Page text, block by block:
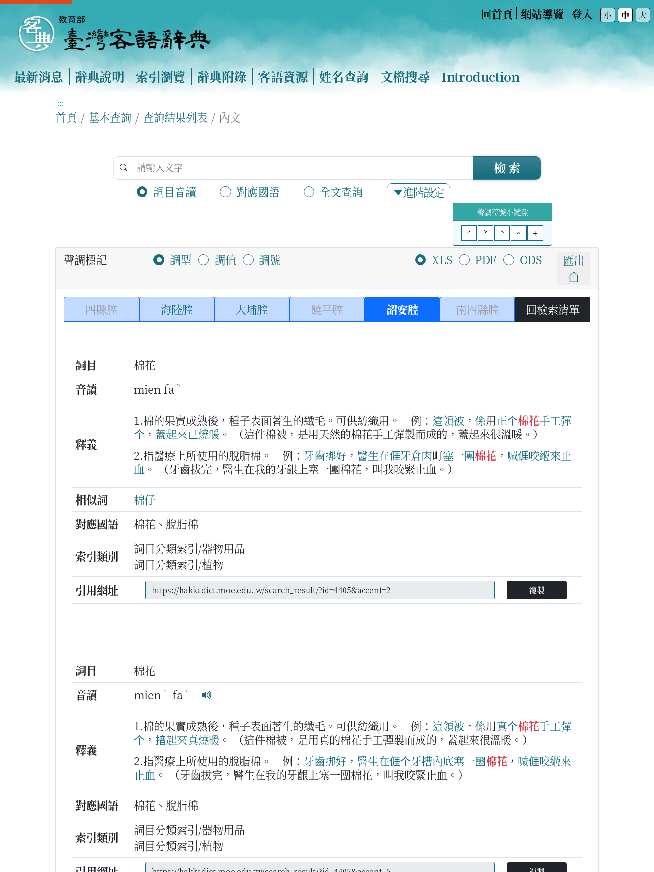
回首頁 網站導覽 登入 小 中 大
最新消息 辭典說明 索引瀏覽 辭典附錄 客語資源 姓名查詢 文檔搜尋 Introduction
:::
首頁 基本查詢 查詢結果列表 內文
詞目音讀 對應國語 全文查詢 進階設定
檢 索
聲調符號小鍵盤
ˊ
ˇ ˋ ^ +
聲調標記 調型 調值 調號 XLS PDF ODS 匯出
四縣腔 海陸腔 大埔腔 饒平腔 詔安腔 南四縣腔 回檢索清單
詞目
棉花
音讀
mien fa ˋ
釋義
1.棉的果實成熟後，種子表面著生的纖毛。可供紡織用。 例： 這領被 ， 係用正个棉花手工彈
个 ， 蓋起來已燒暖 。
（這件棉被，是用天然的棉花手工彈製而成的，蓋起來很溫暖。）
2.指醫療上所使用的脫脂棉。
例： 牙齒挷好 ， 醫生在𠊎牙倉肉町塞一團棉花 ， 喊𠊎咬緪來止
血 。
（牙齒拔完，醫生在我的牙齦上塞一團棉花，叫我咬緊止血。）
相似詞
棉仔
對應國語
棉花、脫脂棉
索引類別
詞目分類索引/器物用品
詞目分類索引/植物
引用網址
複製
詞目
棉花
音讀
mien ˋ fa ˇ
釋義
1.棉的果實成熟後，種子表面著生的纖毛。可供紡織用。 例： 這領被 ， 係用真个棉花手工彈
个 ， 揞起來真燒暖 。
（這件棉被，是用真的棉花手工彈製而成的，蓋起來很溫暖。）
2.指醫療上所使用的脫脂棉。
例： 牙齒挷好 ， 醫生在𠊎个牙槽內底塞一圝棉花 ， 喊𠊎咬緪來
止血 。
（牙齒拔完，醫生在我的牙齦上塞一團棉花，叫我咬緊止血。）
對應國語
棉花、脫脂棉
索引類別
詞目分類索引/器物用品
詞目分類索引/植物